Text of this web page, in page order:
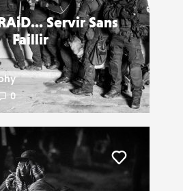
Servir Sans
Faillir
0